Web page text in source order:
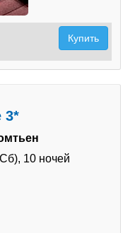
Купить
3*
10 ночей